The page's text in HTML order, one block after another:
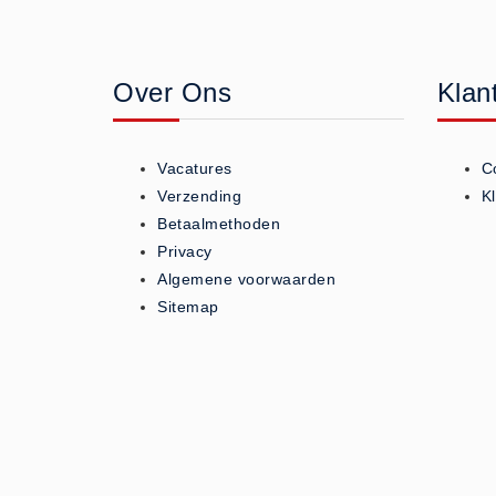
Koud - Warm kompressen (3)
Overige (1)
Teken - Beten sets (5)
Vitamines en mineralen (0)
Eerste Hulp Paneel
Eerste Hulp Paneel (0)
Over Ons
Vacatures
Verzending
Betaalmethoden
Privacy
Algemene voorwaarden
Sitemap